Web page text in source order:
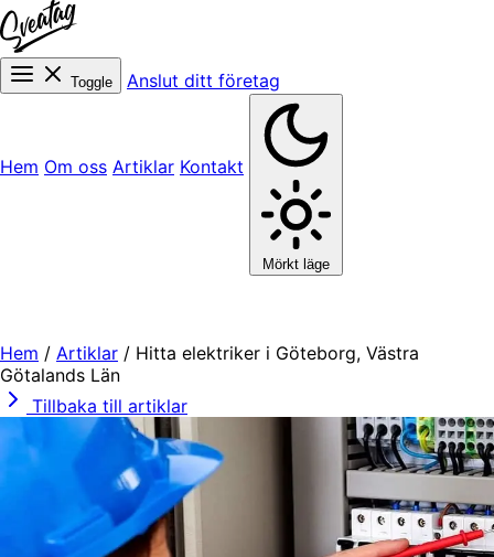
Toggle Anslut ditt företag
Hem Om oss Artiklar Kontakt
Mörkt läge
Hem / Artiklar / Hitta elektriker i Göteborg, Västra
Götalands Län
Tillbaka till artiklar